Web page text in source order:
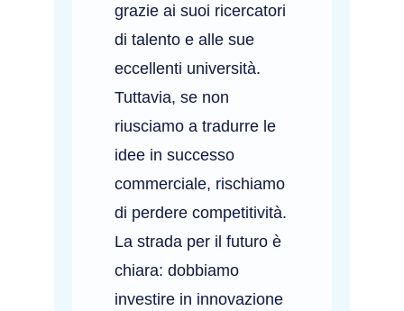
grazie ai suoi ricercatori
di talento e alle sue
eccellenti università.
Tuttavia, se non
riusciamo a tradurre le
idee in successo
commerciale, rischiamo
di perdere competitività.
La strada per il futuro è
chiara: dobbiamo
investire in innovazione